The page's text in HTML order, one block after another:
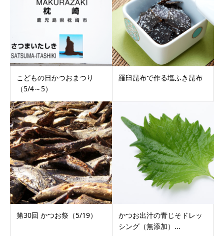
こどもの日かつおまつり
（5/4～5）
羅臼昆布で作る塩ふき昆布
第30回 かつお祭（5/19）
かつお出汁の青じそドレッ
シング（無添加）...